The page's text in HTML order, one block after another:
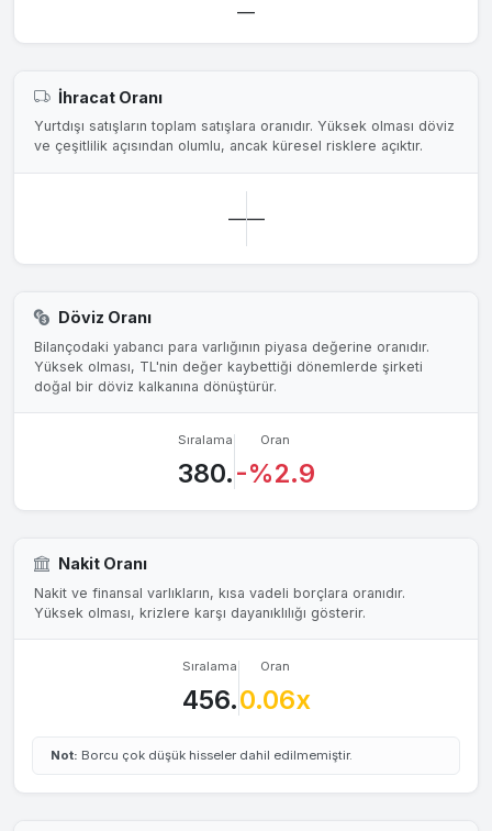
—
İhracat Oranı
Yurtdışı satışların toplam satışlara oranıdır. Yüksek olması döviz
ve çeşitlilik açısından olumlu, ancak küresel risklere açıktır.
——
Döviz Oranı
Bilançodaki yabancı para varlığının piyasa değerine oranıdır.
Yüksek olması, TL'nin değer kaybettiği dönemlerde şirketi
doğal bir döviz kalkanına dönüştürür.
Sıralama
380.
Oran
-%2.9
Nakit Oranı
Nakit ve finansal varlıkların, kısa vadeli borçlara oranıdır.
Yüksek olması, krizlere karşı dayanıklılığı gösterir.
Sıralama
456.
Oran
0.06x
Not: Borcu çok düşük hisseler dahil edilmemiştir.